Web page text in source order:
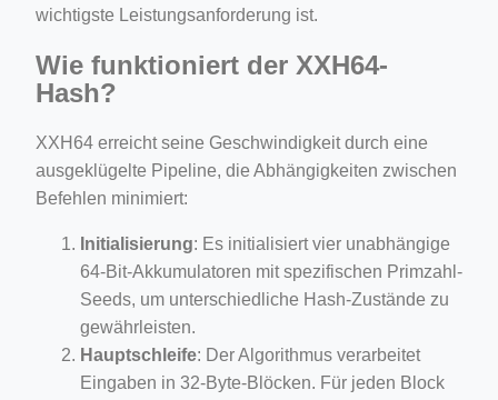
wichtigste Leistungsanforderung ist.
Wie funktioniert der XXH64-
Hash?
XXH64 erreicht seine Geschwindigkeit durch eine
ausgeklügelte Pipeline, die Abhängigkeiten zwischen
Befehlen minimiert:
Initialisierung: Es initialisiert vier unabhängige
64-Bit-Akkumulatoren mit spezifischen Primzahl-
Seeds, um unterschiedliche Hash-Zustände zu
gewährleisten.
Hauptschleife: Der Algorithmus verarbeitet
Eingaben in 32-Byte-Blöcken. Für jeden Block